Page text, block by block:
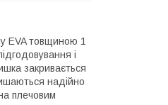
EVA товщиною 1
і
закривається
надійно
плечовим